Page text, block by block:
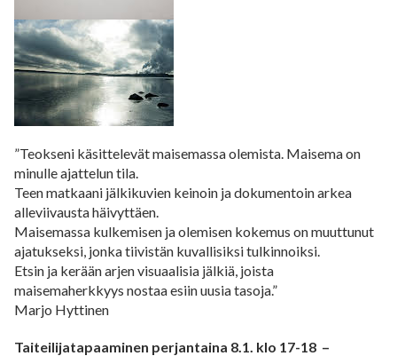
”Teokseni käsittelevät maisemassa olemista. Maisema on
minulle ajattelun tila.
Teen matkaani jälkikuvien keinoin ja dokumentoin arkea
alleviivausta häivyttäen.
Maisemassa kulkemisen ja olemisen kokemus on muuttunut
ajatukseksi, jonka tiivistän kuvallisiksi tulkinnoiksi.
Etsin ja kerään arjen visuaalisia jälkiä, joista
maisemaherkkyys nostaa esiin uusia tasoja.”
Marjo Hyttinen
Taiteilijatapaaminen perjantaina 8.1. klo 17-18 –